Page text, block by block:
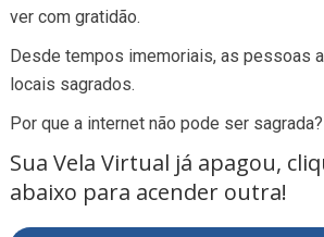
ver com gratidão.
Desde tempos imemoriais, as pessoas
locais sagrados.
Por que a internet não pode ser sagrada?
Sua Vela Virtual já apagou,
abaixo para acender outra!